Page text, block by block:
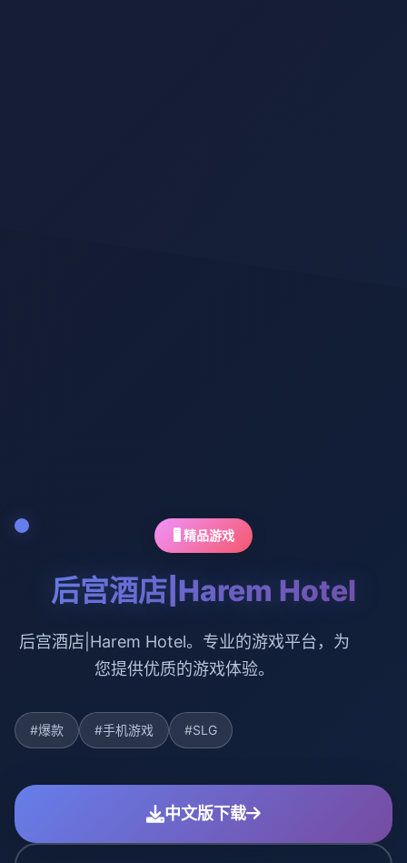
🖥️ 精品游戏
后宫酒店|Harem Hotel
后宫酒店|Harem Hotel。专业的游戏平台，为
您提供优质的游戏体验。
#爆款 #手机游戏 #SLG
中文版下载